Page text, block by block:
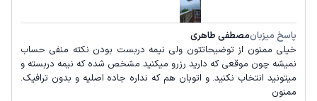
پاسخ میزبانمصطفی طاهری
خیلی ممنون از توضیحاتتون ولی نیمه دربست بودن نکته منفی حساب
نمیشه چون موقعی که دارید رزرو میکنید مشخص شده که نیمه دربسته و
میتونید انتخاب نکنید. و اتوبان هم که نداره جاده اصلیه و بدون ترافیک.
ممنون